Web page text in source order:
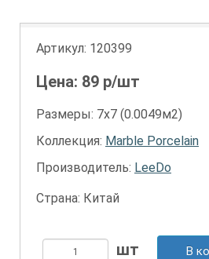
Артикул: 120399
Цена: 89 р/шт
Размеры: 7х7 (0.0049м2)
Коллекция: Marble Porcelain
Производитель: LeeDo
Страна: Китай
В